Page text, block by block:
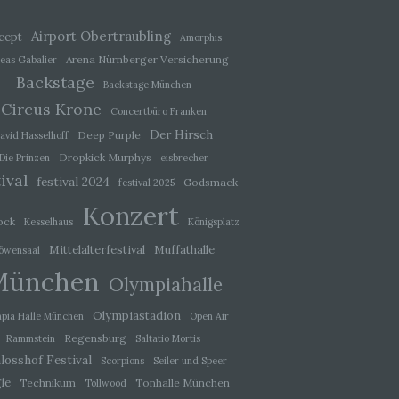
Airport Obertraubling
Amorphis
Gabalier
Arena Nürnberger Versicherung
Backstage Backstage München
Circus Krone
Concertbüro Franken
Hasselhoff
Deep Purple Der Hirsch
Die Prinzen Dropkick Murphys eisbrecher
festival 2024 festival 2025 Godsmack
Kesselhaus Konzert Königsplatz
Mittelalterfestival Muffathalle
Olympiahalle
Halle München Olympiastadion
Open Air
Rammstein
Regensburg Saltatio Mortis
Festival Scorpions Seiler und Speer
Technikum Tollwood Tonhalle München